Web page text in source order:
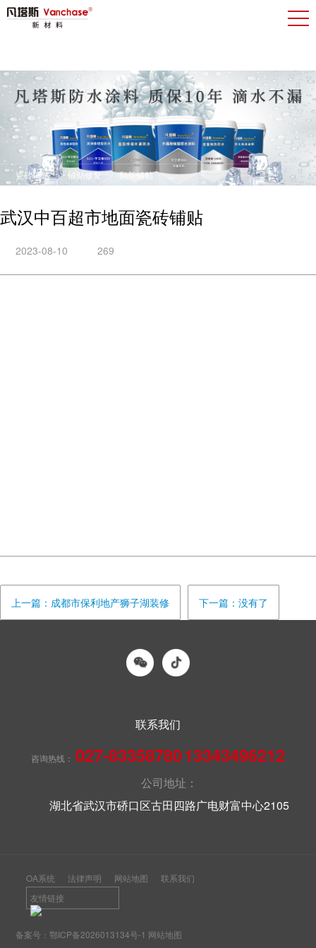
瓷砖铺贴 铺贴修复 翻新铺贴
武汉中百超市地面瓷砖铺贴
2023-08-10 269
上一篇：成都市保利地产狮子湖装修 下一篇：没有了
联系我们
咨询热线： 027-8335878013343496212
公司地址：
湖北省武汉市硚口区古田四路广电财富中心2105
OA系统 法律声明 网站地图
联系我们
友情链接
备案号： 鄂ICP备2026013134号-1 网站地图